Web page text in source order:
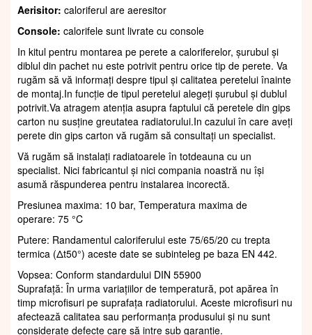
Aerisitor: caloriferul are aeresitor
Console: calorifele sunt livrate cu console
In kitul pentru montarea pe perete a caloriferelor, șurubul și
diblul din pachet nu este potrivit pentru orice tip de perete. Va
rugăm să vă informați despre tipul și calitatea peretelui înainte
de montaj.In funcție de tipul peretelui alegeți șurubul și dublul
potrivit.Va atragem atenția asupra faptului că peretele din gips
carton nu susține greutatea radiatorului.In cazului în care aveți
perete din gips carton vă rugăm să consultați un specialist.
Vă rugăm să instalați radiatoarele în totdeauna cu un
specialist. Nici fabricantul și nici compania noastră nu își
asumă răspunderea pentru instalarea incorectă.
Presiunea maxima: 10 bar, Temperatura maxima de
operare: 75 °C
Putere: Randamentul caloriferului este 75/65/20 cu trepta
termica (Δt50°) aceste date se subinteleg pe baza EN 442.
Vopsea: Conform standardului DIN 55900
Suprafaţă: În urma variațiilor de temperatură, pot apărea în
timp microfisuri pe suprafața radiatorului. Aceste microfisuri nu
afectează calitatea sau performanța produsului și nu sunt
considerate defecte care să intre sub garanție.